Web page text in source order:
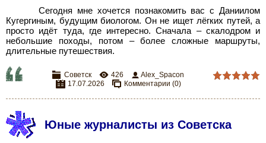
Сегодня мне хочется познакомить вас с Даниилом
Кугергиным, будущим биологом. Он не ищет лёгких путей, а
просто идёт туда, где интересно. Сначала – скалодром и
небольшие походы, потом – более сложные маршруты,
длительные путешествия.
Советск 426
Alex_Spacon
17.07.2026
Комментарии (0)
Юные журналисты из Советска